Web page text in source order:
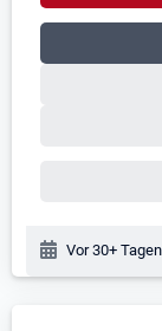
Vor 30+